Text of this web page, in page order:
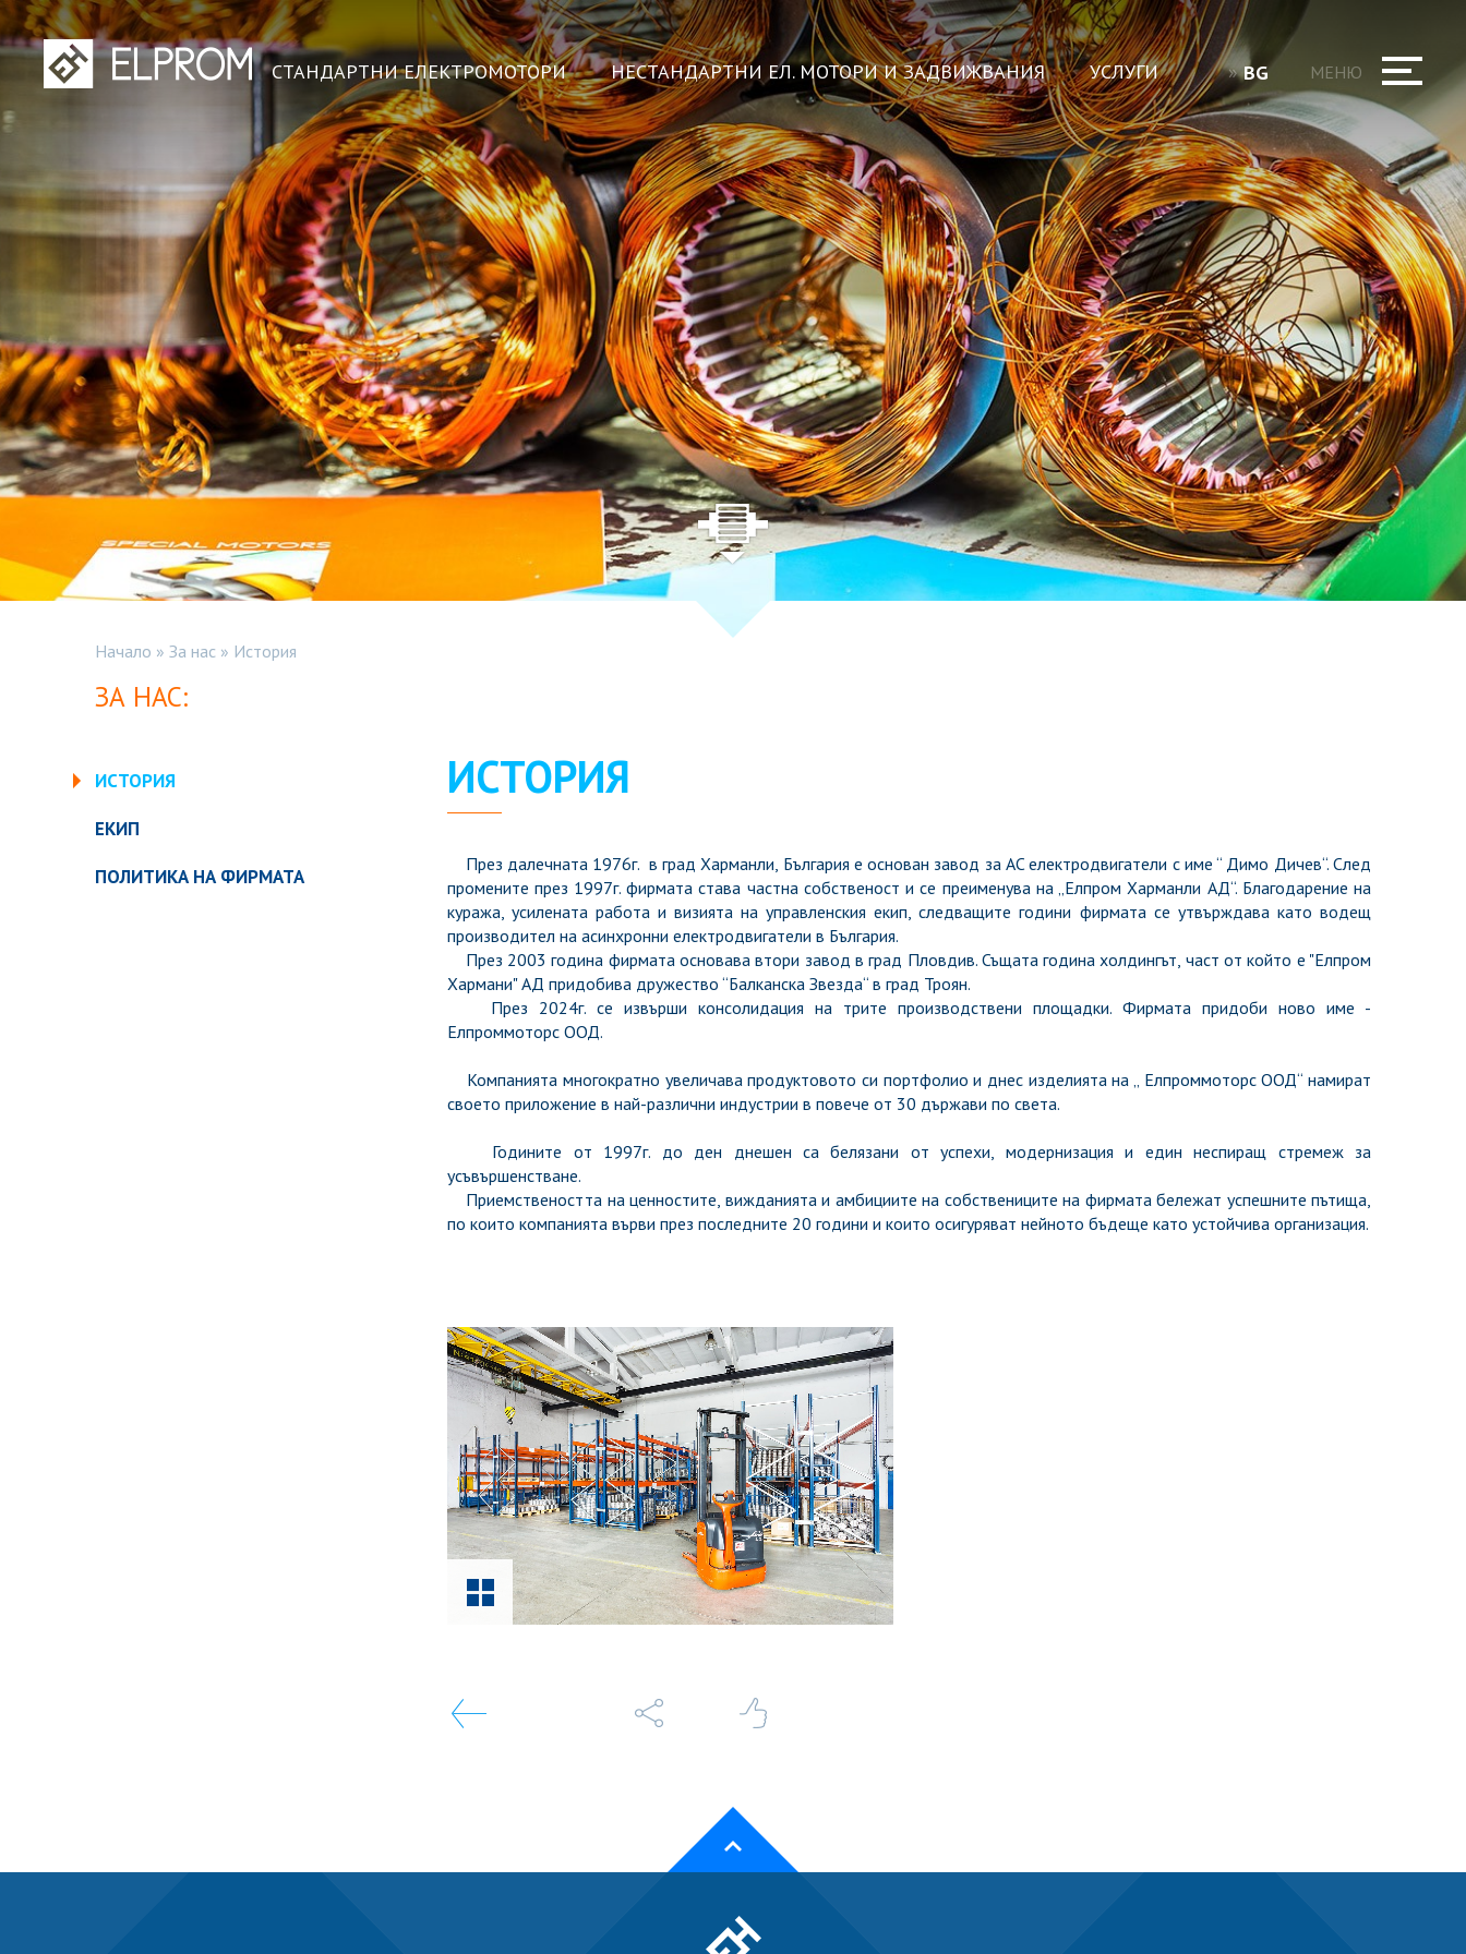
МЕНЮ
BG
СТАНДАРТНИ ЕЛЕКТРОМОТОРИ НЕСТАНДАРТНИ ЕЛ. МОТОРИ И ЗАДВИЖВАНИЯ УСЛУГИ
Начало » За нас » История
ЗА НАС:
ИСТОРИЯ
ЕКИП
ПОЛИТИКА НА ФИРМАТА
ИСТОРИЯ
През далечната 1976г. в град Харманли, България е основан завод за AC електродвигатели с име “ Димо Дичев“. След
промените през 1997г. фирмата става частна собственост и се преименува на „Елпром Харманли АД“. Благодарение на
куража, усилената работа и визията на управленския екип, следващите години фирмата се утвърждава като водещ
производител на асинхронни електродвигатели в България.
През 2003 година фирмата основава втори завод в град Пловдив. Същата година холдингът, част от който е "Елпром
Хармани" АД придобива дружество “Балканска Звезда“ в град Троян.
През 2024г. се извърши консолидация на трите производствени площадки. Фирмата придоби ново име -
Елпроммоторс ООД.
Компанията многократно увеличава продуктовото си портфолио и днес изделията на „ Елпроммоторс ООД“ намират
своето приложение в най-различни индустрии в повече от 30 държави по света.
Годините от 1997г. до ден днешен са белязани от успехи, модернизация и един неспиращ стремеж за
усъвършенстване.
Приемствеността на ценностите, вижданията и амбициите на собствениците на фирмата бележат успешните пътища,
по които компанията върви през последните 20 години и които осигуряват нейното бъдеще като устойчива организация.